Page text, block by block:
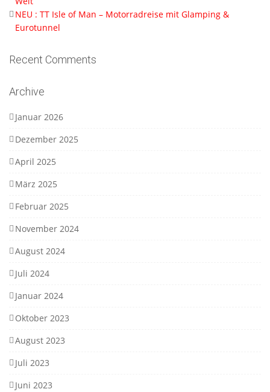
NEU : TT Isle of Man – Motorradreise mit Glamping &
Eurotunnel
Recent Comments
Archive
Januar 2026
Dezember 2025
April 2025
März 2025
Februar 2025
November 2024
August 2024
Juli 2024
Januar 2024
Oktober 2023
August 2023
Juli 2023
Juni 2023